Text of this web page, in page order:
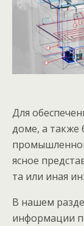
Для
доме, а также
ясное
та или иная
В нашем
информации